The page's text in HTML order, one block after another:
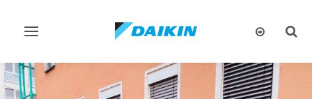
تبديل
تبديل